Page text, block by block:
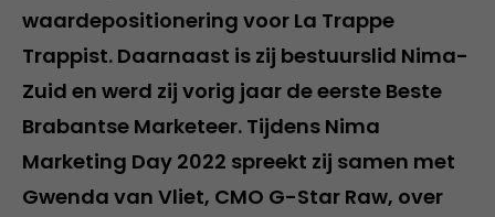
waardepositionering voor La Trappe
Trappist. Daarnaast is zij bestuurslid Nima-
Zuid en werd zij vorig jaar de eerste Beste
Brabantse Marketeer. Tijdens Nima
Marketing Day 2022 spreekt zij samen met
Gwenda van Vliet, CMO G-Star Raw, over